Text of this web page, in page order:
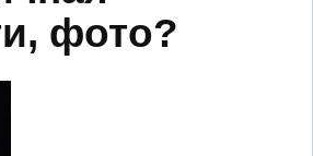
фото?